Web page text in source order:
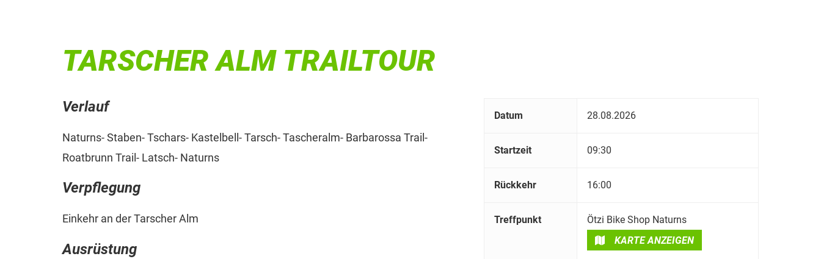
TARSCHER ALM TRAILTOUR
Datum 28.08.2026
Startzeit 09:30
Rückkehr 16:00
Treffpunkt
Ötzi Bike Shop Naturns
KARTE ANZEIGEN
Verlauf
Naturns- Staben- Tschars- Kastelbell- Tarsch- Tascheralm- Barbarossa Trail-
Roatbrunn Trail- Latsch- Naturns
Verpflegung
Einkehr an der Tarscher Alm
Ausrüstung